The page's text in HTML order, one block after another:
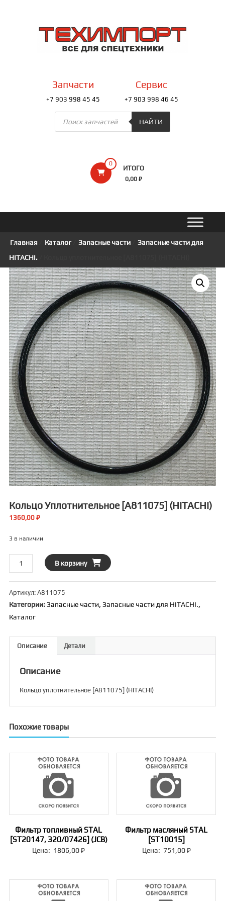
содержимомуТЕХИМПОРТ
Всё
0
ИТОГО
0,00 ₽
Запчасти
+7 903 998 45 45
Сервис
+7 903 998 46 45
Поиск
товаров
НАЙТИ
Главная Каталог/ Запасные части/
Запасные части для
HITACHI./ Кольцо уплотнительное [A811075] (HITACHI)
Кольцо Уплотнительное [A811075] (HITACHI)
1360,00 ₽
3 в наличии
Количество
товара
Кольцо
уплотнительное
[A811075]
(HITACHI)
В корзину
Артикул: A811075
Категории: Запасные части, Запасные части для HITACHI.,
Каталог
Описание Детали
Описание
Кольцо уплотнительное [A811075] (HITACHI)
Похожие товары
Фильтр топливный STAL
[ST20147, 320/07426] (JCB)
Цена: 1806,00₽
Фильтр масляный STAL
[ST10015]
Цена: 751,00₽